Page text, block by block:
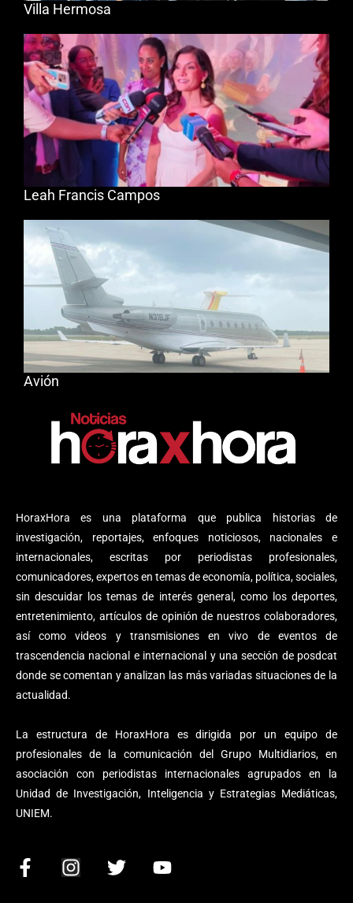
HoraxHora es una plataforma que publica historias de
investigación, reportajes, enfoques noticiosos, nacionales e
internacionales, escritas por periodistas profesionales,
comunicadores, expertos en temas de economía, política, sociales,
sin descuidar los temas de interés general, como los deportes,
entretenimiento, artículos de opinión de nuestros colaboradores,
así como videos y transmisiones en vivo de eventos de
trascendencia nacional e internacional y una sección de posdcat
donde se comentan y analizan las más variadas situaciones de la
actualidad.
La estructura de HoraxHora es dirigida por un equipo de
profesionales de la comunicación del Grupo Multidiarios, en
asociación con periodistas internacionales agrupados en la
Unidad de Investigación, Inteligencia y Estrategias Mediáticas,
UNIEM.
F
I
T
Y
Villa Hermosa
Leah Francis Campos
Avión